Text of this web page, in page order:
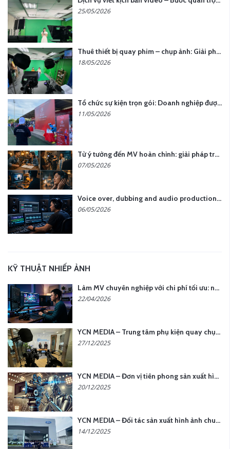
25/05/2026
Thuê thiết bị quay phim – chụp ảnh: Giải pháp tối ưu chi phí cho doanh nghiệp
18/05/2026
Tổ chức sự kiện trọn gói: Doanh nghiệp được gì khi chọn đơn vị chuyên nghiệp?
11/05/2026
Từ ý tưởng đến MV hoàn chỉnh: giải pháp trọn gói tại YCN Media
07/05/2026
Voice over, dubbing and audio production services in Vietnam for global content
06/05/2026
KỸ THUẬT NHIẾP ẢNH
Làm MV chuyên nghiệp với chi phí tối ưu: nên chọn quay thực tế hay video AI?
22/04/2026
YCN MEDIA – Trung tâm phụ kiện quay chụp tại Hà Nội
27/12/2025
YCN MEDIA – Đơn vị tiên phong sản xuất hình ảnh & âm thanh bằng AI tại Hà Nội
20/12/2025
YCN MEDIA – Đối tác sản xuất hình ảnh chuyên nghiệp cho doanh nghiệp tại Hà Nội
14/12/2025